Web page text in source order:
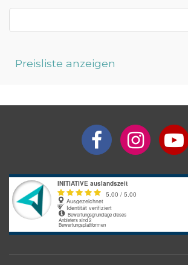
Preisliste anzeigen
Interesse an längerem
Programmpreisen handelt es sich um Circa-
Anbieters, die je nach gewünschter
Zusatzleistungen variieren können.